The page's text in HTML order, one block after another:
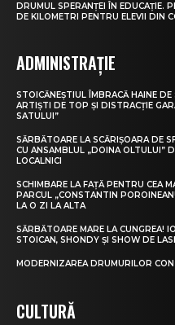
DRUMUL SPERANȚEI ÎN EDUCAȚIE.
DE KILOMETRI PENTRU ELEVII DIN
ADMINISTRAȚIE
STOICĂNEȘTIUL ÎMBRACĂ HAINE
ARTIȘTI DE TOP ȘI DISTRACȚIE
SATULUI”
SĂRBĂTOARE LA SCĂRIȘOARA DE
CU ANSAMBLUL „DOINA OLTULUI”
LOCALNICI
SCHIMBARE LA FAȚĂ PENTRU CEA
PARCUL „CONSTANTIN
LA O ZI LA ALTA
SĂRBĂTOARE MARE LA CUNGREA!
STOICAN, SHONDY ȘI SHOW DE
MODERNIZAREA DRUMURILOR
CULTURĂ